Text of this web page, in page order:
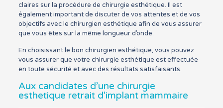
claires sur la procédure de chirurgie esthétique. Il est
également important de discuter de vos attentes et de vos
objectifs avec le chirurgien esthétique afin de vous assurer
que vous êtes sur la même longueur d’onde.
En choisissant le bon chirurgien esthétique, vous pouvez
vous assurer que votre chirurgie esthétique est effectuée
en toute sécurité et avec des résultats satisfaisants.
Aux candidates d’une chirurgie
esthetique retrait d’implant mammaire